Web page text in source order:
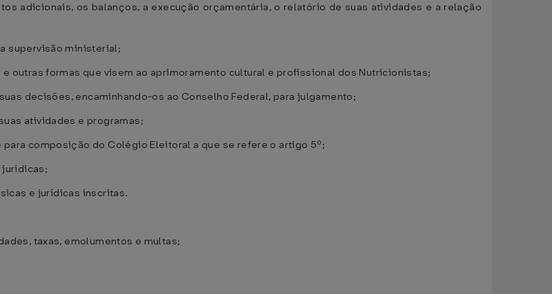
adicionais, os balanços, a execução orçamentária, o relatório de suas atividades e a relação
supervisão ministerial;
outras formas que visem ao aprimoramento cultural e profissional dos Nutricionistas;
decisões, encaminhando-os ao Conselho Federal, para julgamento;
atividades e programas;
composição do Colégio Eleitoral a que se refere o artigo 5º;
e jurídicas inscritas.
taxas, emolumentos e multas;